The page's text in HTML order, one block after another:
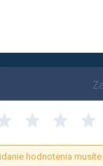
hodnotenia